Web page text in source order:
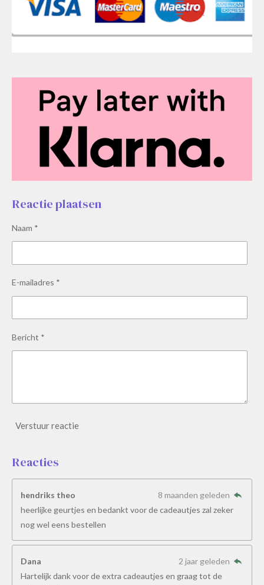
Reactie plaatsen
Naam *
E-mailadres *
Bericht *
Verstuur reactie
Reacties
hendriks theo
8 maanden geleden
heerlijke geurtjes en bedankt voor de cadeautjes zal zeker
nog wel eens bestellen
Dana
2 jaar geleden
Hartelijk dank voor de extra cadeautjes en graag tot de